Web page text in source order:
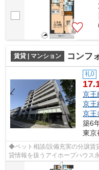
賃貸 | マンション コンフ
礼0
京王
京王
京王
築6
東京
◆ペット相談/設備充実の分譲賃
貸情報を扱うアイホープハウス
っと見つかります。お電話03-